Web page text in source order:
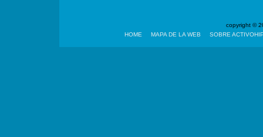
copyright ©
HOME
MAPA DE LA WEB SOBRE